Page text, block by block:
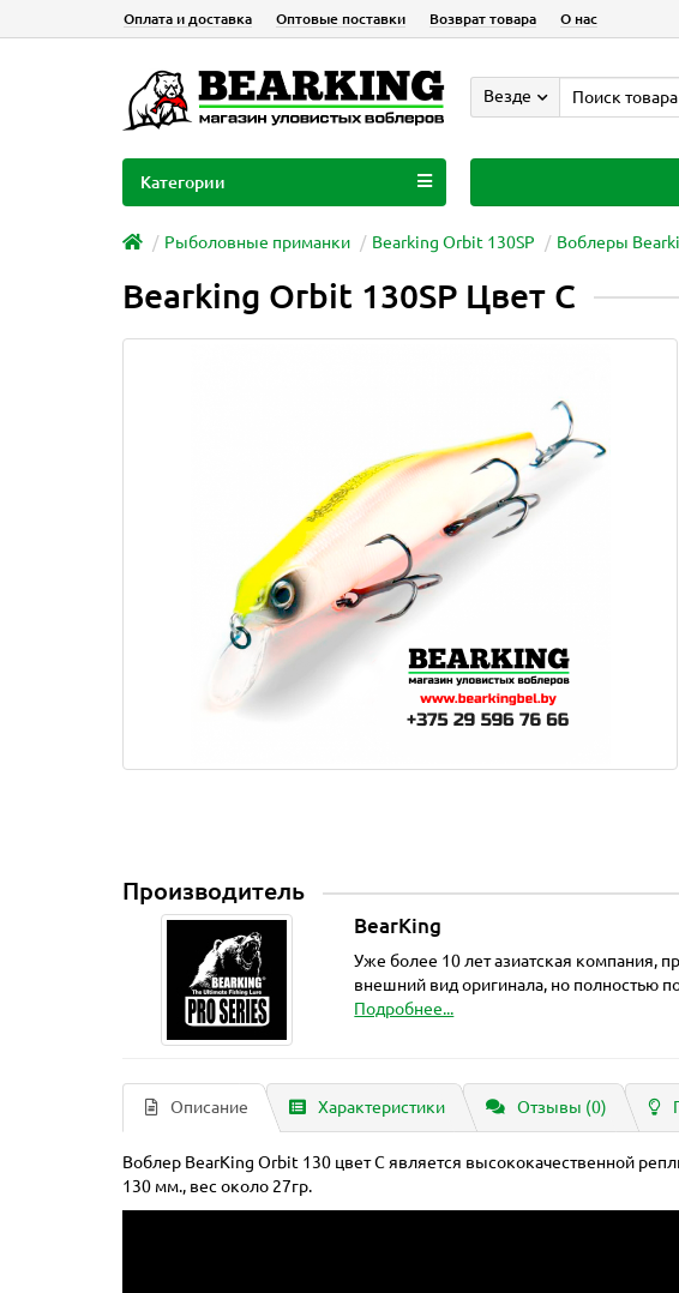
Оплата и доставка Оптовые поставки Возврат товара О нас
Везде
Категории
Рыболовные приманки Bearking Orbit 130SP Воблеры
Bearking Orbit 130SP Цвет C
Производитель
BearKing
Уже более 10 лет азиатская компания,
внешний вид оригинала, но полностью
Подробнее...
Описание Характеристики Отзывы (0)
Воблер BearKing Orbit 130 цвет C является высококачественной
130 мм., вес около 27гр.